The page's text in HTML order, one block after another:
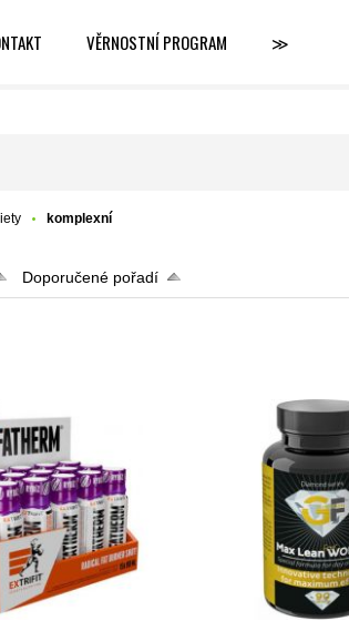
VĚRNOSTNÍ PROGRAM ≫
komplexní
Doporučené pořadí